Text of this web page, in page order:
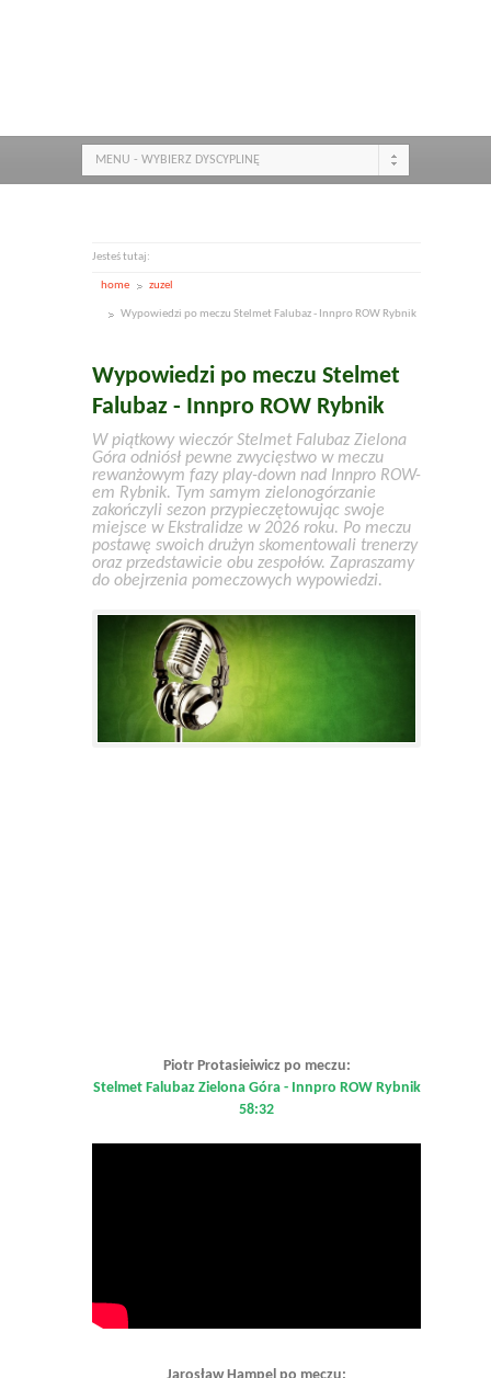
MENU - WYBIERZ DYSCYPLINĘ
Jesteś tutaj:
home zuzel
Wypowiedzi po meczu Stelmet Falubaz - Innpro ROW Rybnik
Wypowiedzi po meczu Stelmet
Falubaz - Innpro ROW Rybnik
W piątkowy wieczór Stelmet Falubaz Zielona
Góra odniósł pewne zwycięstwo w meczu
rewanżowym fazy play-down nad Innpro ROW-
em Rybnik. Tym samym zielonogórzanie
zakończyli sezon przypieczętowując swoje
miejsce w Ekstralidze w 2026 roku. Po meczu
postawę swoich drużyn skomentowali trenerzy
oraz przedstawicie obu zespołów. Zapraszamy
do obejrzenia pomeczowych wypowiedzi.
Piotr Protasieiwicz po meczu:
Stelmet Falubaz Zielona Góra - Innpro ROW Rybnik
58:32